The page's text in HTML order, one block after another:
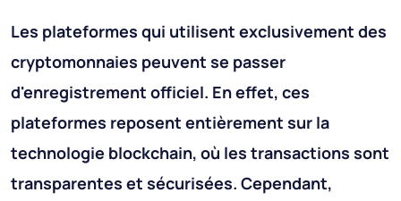
Les plateformes qui utilisent exclusivement des
cryptomonnaies peuvent se passer
d'enregistrement officiel. En effet, ces
plateformes reposent entièrement sur la
technologie blockchain, où les transactions sont
transparentes et sécurisées. Cependant,